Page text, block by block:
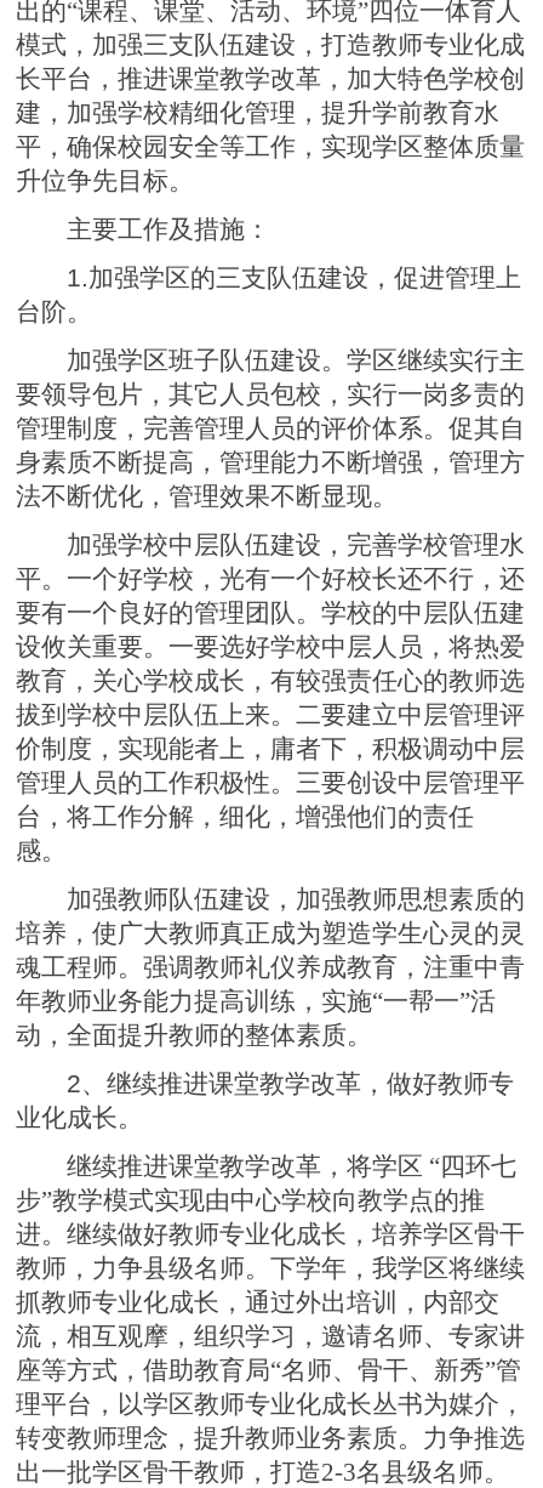
出的“课程、课堂、活动、环境”四位一体育人
模式，加强三支队伍建设，打造教师专业化成
长平台，推进课堂教学改革，加大特色学校创
建，加强学校精细化管理，提升学前教育水
平，确保校园安全等工作，实现学区整体质量
升位争先目标。
主要工作及措施：
1.加强学区的三支队伍建设，促进管理上
台阶。
加强学区班子队伍建设。学区继续实行主
要领导包片，其它人员包校，实行一岗多责的
管理制度，完善管理人员的评价体系。促其自
身素质不断提高，管理能力不断增强，管理方
法不断优化，管理效果不断显现。
加强学校中层队伍建设，完善学校管理水
平。一个好学校，光有一个好校长还不行，还
要有一个良好的管理团队。学校的中层队伍建
设攸关重要。 一要选好学校中层人员，将热爱
教育，关心学校成长，有较强责任心的教师选
拔到学校中层队伍上来。二要建立中层管理评
价制度，实现能者上，庸者下，积极调动中层
管理人员的工作积极性。三要创设中层管理平
台，将工作分解，细化，增强他们的责任
感。
加强教师队伍建设，加强教师思想素质的
培养，使广大教师真正成为塑造学生心灵的灵
魂工程师。强调教师礼仪养成教育，注重中青
年教师业务能力提高训练，实施“一帮一”活
动，全面提升教师的整体素质。
2、继续推进课堂教学改革，做好教师专
业化成长。
继续推进课堂教学改革，将学区 “四环七
步”教学模式实现由中心学校向教学点的推
进。继续做好教师专业化成长，培养学区骨干
教师，力争县级名师。下学年，我学区将继续
抓教师专业化成长，通过外出培训，内部交
流，相互观摩，组织学习，邀请名师、专家讲
座等方式，借助教育局“名师、骨干、新秀”管
理平台，以学区教师专业化成长丛书为媒介，
转变教师理念，提升教师业务素质。力争推选
出一批学区骨干教师，打造2-3名县级名师。